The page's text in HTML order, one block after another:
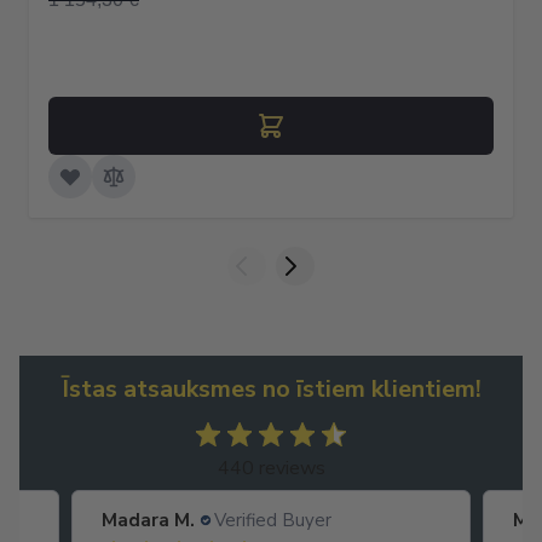
Īstas atsauksmes no īstiem klientiem!
Madara M. Verified Buyer